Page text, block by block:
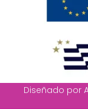
Diseñado por